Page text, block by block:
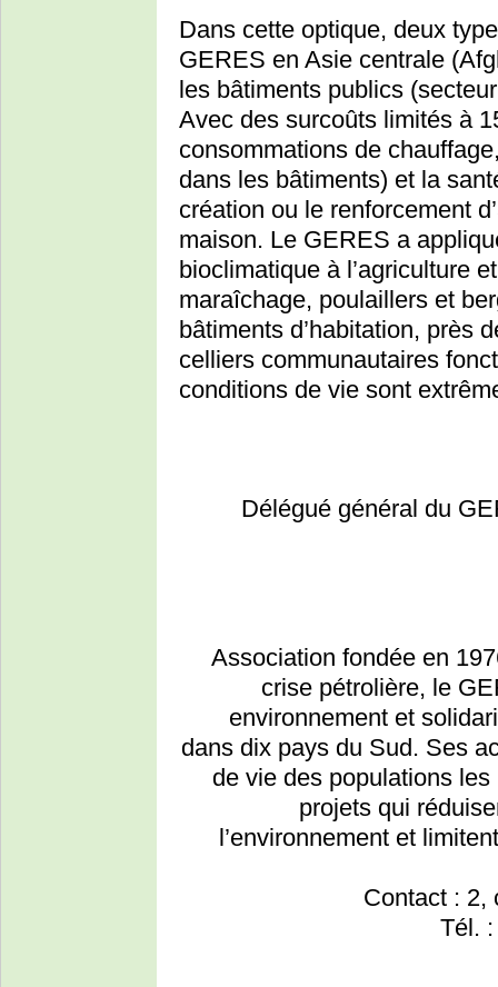
Dans cette optique, deux
GERES en Asie centrale
les bâtiments publics
Avec des surcoûts limités à
consommations de
dans les bâtiments) et la
création ou le renforcement
maison. Le GERES a
bioclimatique à l’agriculture
maraîchage, poulaillers et
bâtiments d’habitation, près
celliers communautaires
conditions de vie sont
Délégué général du
Association fondée en
crise pétrolière, le
environnement et
dans dix pays du Sud. Ses
de vie des populations
projets qui
l’environnement et
Contact : 2,
Tél.